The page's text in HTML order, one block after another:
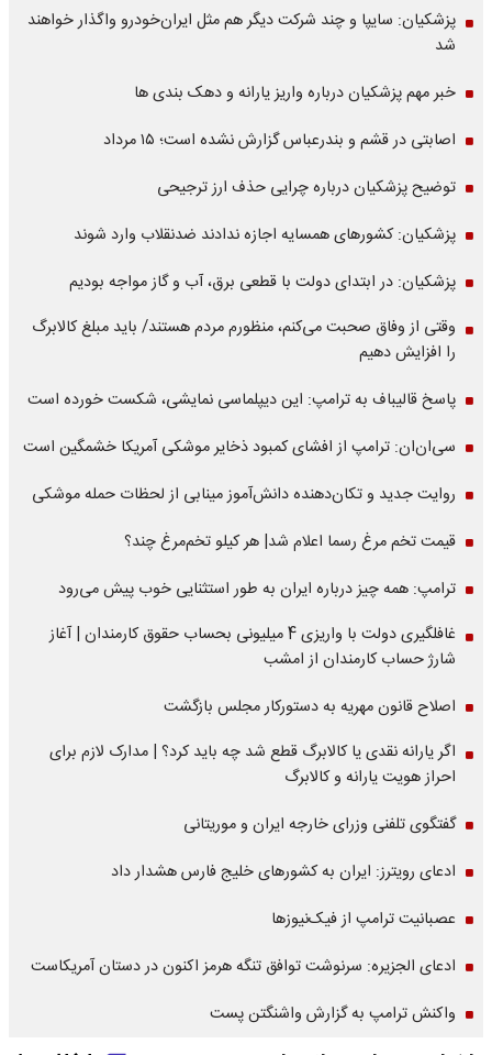
پزشکیان: سایپا و چند شرکت دیگر هم مثل ایران‌خودرو واگذار خواهند
شد
خبر مهم پزشکیان درباره واریز یارانه و دهک بندی ها
اصابتی در قشم و بندرعباس گزارش نشده است؛ ۱۵ مرداد
توضیح پزشکیان درباره چرایی حذف ارز ترجیحی
پزشکیان: کشورهای همسایه اجازه ندادند ضدنقلاب وارد شوند
پزشکیان: در ابتدای دولت با قطعی برق، آب و گاز مواجه بودیم
وقتی از وفاق صحبت می‌کنم، منظورم مردم هستند/ باید مبلغ کالابرگ
را افزایش دهیم
پاسخ قالیباف به ترامپ: این دیپلماسی نمایشی، شکست خورده است
سی‌ان‌ان: ترامپ از افشای کمبود ذخایر موشکی آمریکا خشمگین است
روایت جدید و تکان‌دهنده دانش‌آموز مینابی از لحظات حمله موشکی
قیمت تخم مرغ رسما اعلام شد| هر کیلو تخم‌مرغ چند؟
ترامپ: همه چیز درباره ایران به طور استثنایی خوب پیش می‌رود
غافلگیری دولت با واریزی 4 میلیونی بحساب حقوق کارمندان | آغاز
شارژ حساب کارمندان از امشب
اصلاح قانون مهریه به دستورکار مجلس بازگشت
اگر یارانه نقدی یا کالابرگ قطع شد چه باید کرد؟ | مدارک لازم برای
احراز هویت یارانه و کالابرگ
گفتگوی تلفنی وزرای خارجه ایران و موریتانی
ادعای رویترز: ایران به کشورهای خلیج فارس هشدار داد
عصبانیت ترامپ از فیک‌نیوزها
ادعای الجزیره: سرنوشت توافق تنگه هرمز اکنون در دستان آمریکاست
واکنش ترامپ به گزارش واشنگتن پست